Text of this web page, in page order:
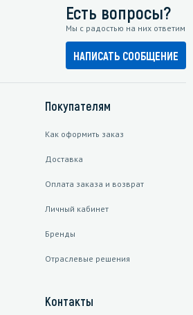
Есть вопросы?
Мы с радостью на них ответим
НАПИСАТЬ СООБЩЕНИЕ
Покупателям
Как оформить заказ
Доставка
Оплата заказа и возврат
Личный кабинет
Бренды
Отраслевые решения
Контакты